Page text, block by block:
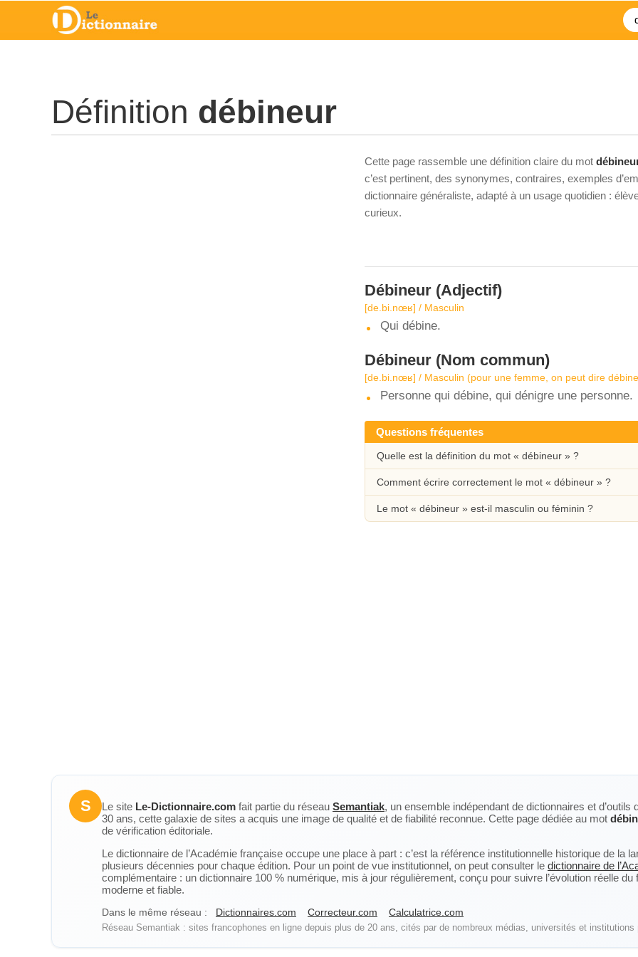
Définition débineur
Cette page rassemble une définition claire du mot
c’est pertinent, des synonymes, contraires, exemples
dictionnaire généraliste, adapté à un usage quotidien :
curieux.
Débineur (Adjectif)
[de.bi.nœʁ] / Masculin
Qui débine.
Débineur (Nom commun)
[de.bi.nœʁ] / Masculin (pour une femme, on peut dire
Personne qui débine, qui dénigre une personne.
Questions fréquentes
Quelle est la définition du mot « débineur » ?
Comment écrire correctement le mot « débineur » ?
Le mot « débineur » est-il masculin ou féminin ?
S Le site Le-Dictionnaire.com fait partie du réseau Semantiak, un ensemble indépendant de dictionnaires et
30 ans, cette galaxie de sites a acquis une image de qualité et de fiabilité reconnue. Cette page dédiée au mot
de vérification éditoriale.
Le dictionnaire de l’Académie française occupe une place à part : c’est la référence institutionnelle historique de la
plusieurs décennies pour chaque édition. Pour un point de vue institutionnel, on peut consulter le dictionnaire de
complémentaire : un dictionnaire 100 % numérique, mis à jour régulièrement, conçu pour suivre l’évolution réelle
moderne et fiable.
Dans le même réseau : Dictionnaires.com Correcteur.com Calculatrice.com
Réseau Semantiak : sites francophones en ligne depuis plus de 20 ans, cités par de nombreux médias, universités et institutions